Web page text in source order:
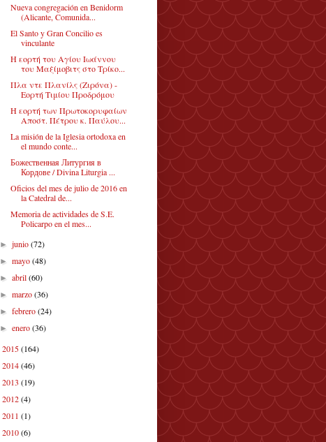
Nueva congregación en Benidorm
(Alicante, Comunida...
El Santo y Gran Concilio es
vinculante
Η εορτή του Αγίου Ιωάννου
του Μαξίμοβιτς στο Τρίκο...
Πλα ντε Πλανίλς (Ζιρόνα) -
Εορτή Τιμίου Προδρόμου
Η εορτή των Πρωτοκορυφαίων
Αποστ. Πέτρου κ. Παύλου...
La misión de la Iglesia ortodoxa en
el mundo conte...
Божественная Литургия в
Кордове / Divina Liturgia ...
Oficios del mes de julio de 2016 en
la Catedral de...
Memoria de actividades de S.E.
Policarpo en el mes...
►junio(72)
►mayo(48)
►abril(60)
►marzo(36)
►febrero(24)
►enero(36)
2015(164)
2014(46)
2013 (19)
2012(4)
2011 (1)
2010(6)